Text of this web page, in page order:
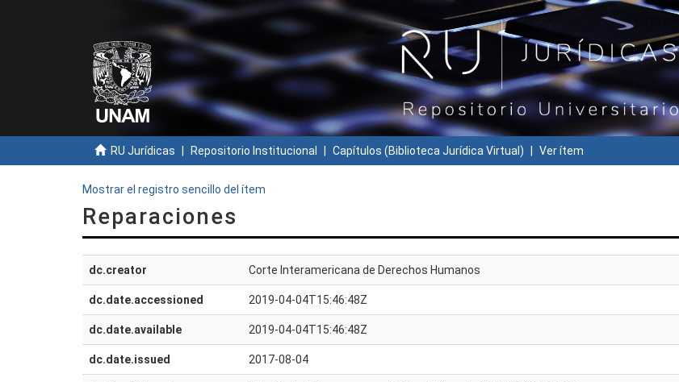
RU Jurídicas Repositorio Institucional Capítulos (Biblioteca Jurídica Virtual) Ver ítem
Mostrar el registro sencillo del ítem
Reparaciones
dc.creator Corte Interamericana de Derechos Humanos
dc.date.accessioned 2019-04-04T15:46:48Z
dc.date.available 2019-04-04T15:46:48Z
dc.date.issued 2017-08-04